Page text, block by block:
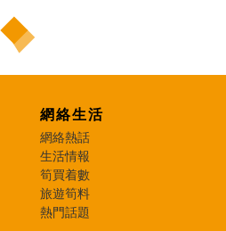
網絡生活
網絡熱話
生活情報
筍買着數
旅遊筍料
熱門話題